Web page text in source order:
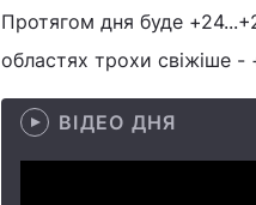
Протягом дня буде
областях трохи свіжіше -
ВІДЕО ДНЯ